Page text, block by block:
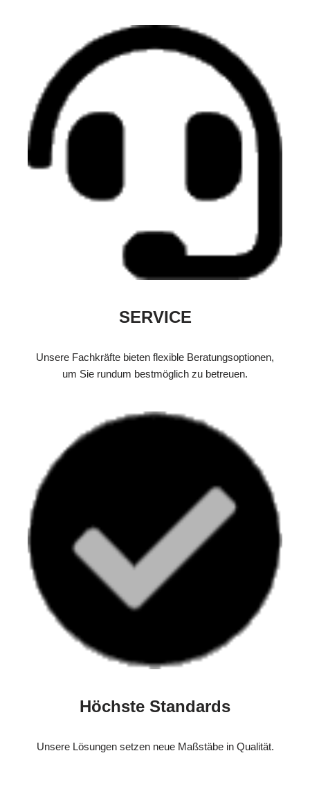
SERVICE
Unsere Fachkräfte bieten flexible Beratungsoptionen,
um Sie rundum bestmöglich zu betreuen.
Höchste Standards
Unsere Lösungen setzen neue Maßstäbe in Qualität.